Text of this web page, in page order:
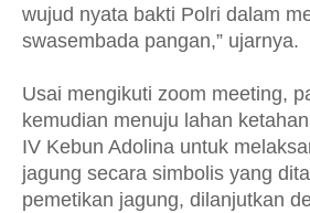
wujud nyata bakti Polri dalam
swasembada pangan,” ujarnya.
Usai mengikuti zoom meeting,
kemudian menuju lahan
IV Kebun Adolina untuk
jagung secara simbolis yang
pemetikan jagung, dilanjutkan